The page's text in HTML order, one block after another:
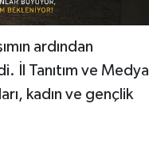
ardından
İl Tanıtım ve Medya
kadın ve gençlik